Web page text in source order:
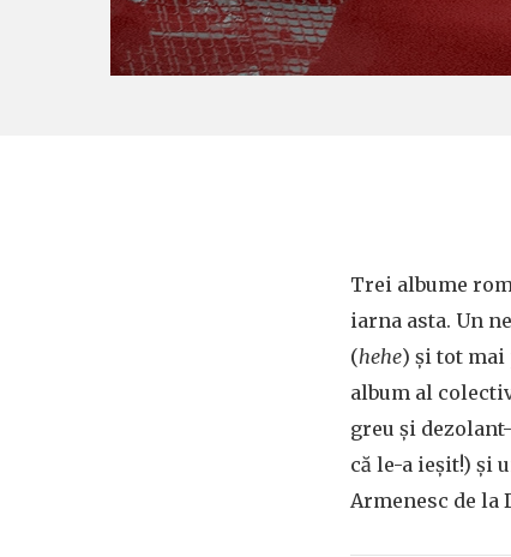
Trei albume
iarna asta. Un
(hehe) și tot
album al
greu și
că le-a ieșit!) și
Armenesc de la